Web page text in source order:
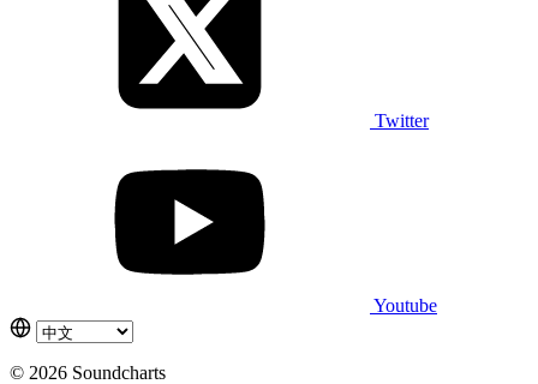
Twitter
Youtube
© 2026 Soundcharts